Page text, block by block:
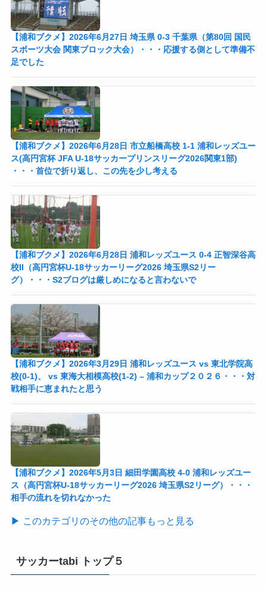
【浦和ブクメ】2026年6月27日 埼玉県 0-3 千葉県（第80回 国民
スポーツ大会 関東ブロック大会）・・・応援する側として準備不
足でした
【浦和ブクメ】2026年6月28日 市立船橋高校 1-1 浦和レッズユー
ス(高円宮杯 JFA U-18サッカープリンスリーグ2026関東1部)
・・・首位で折り返し、この先を少し考える
【浦和ブクメ】2026年6月28日 浦和レッズユース 0-4 正智深谷高
校II（高円宮杯U-18サッカーリーグ2026 埼玉県S2リー
グ）・・・S2ブログは厳しめになると言わないで
【浦和ブクメ】2026年3月29日 浦和レッズユース vs 東北学院高
校(0-1)、 vs 東海大相模高校(1-2) – 浦和カップ２０２６・・・対
戦相手に恵まれたと思う
【浦和ブクメ】2026年5月3日 細田学園高校 4-0 浦和レッズユー
ス（高円宮杯U-18サッカーリーグ2026 埼玉県S2リーグ）・・・
相手の流れを切れなかった
▶ このカテゴリのその他の記事もっと見る
サッカーtabi トップ５